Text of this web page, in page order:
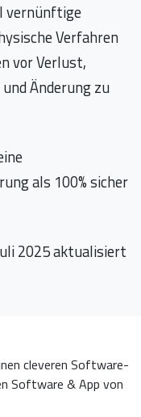
vernünftige
Verfahren
vor Verlust,
Änderung zu
als 100% sicher
2025 aktualisiert
cleveren Software-
Software & App von